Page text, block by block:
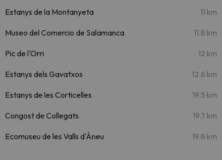
Estanys de la Montanyeta 11 km
Museo del Comercio de Salamanca 11.8 km
Pic de l'Orri 12 km
Estanys dels Gavatxos 12.6 km
Estanys de les Corticelles 19.5 km
Congost de Collegats 19.7 km
Ecomuseu de les Valls d'Àneu 19.8 km